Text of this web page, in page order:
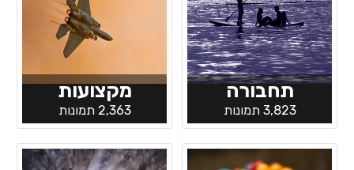
תחבורה
3,823 תמונות
מקצועות
2,363 תמונות